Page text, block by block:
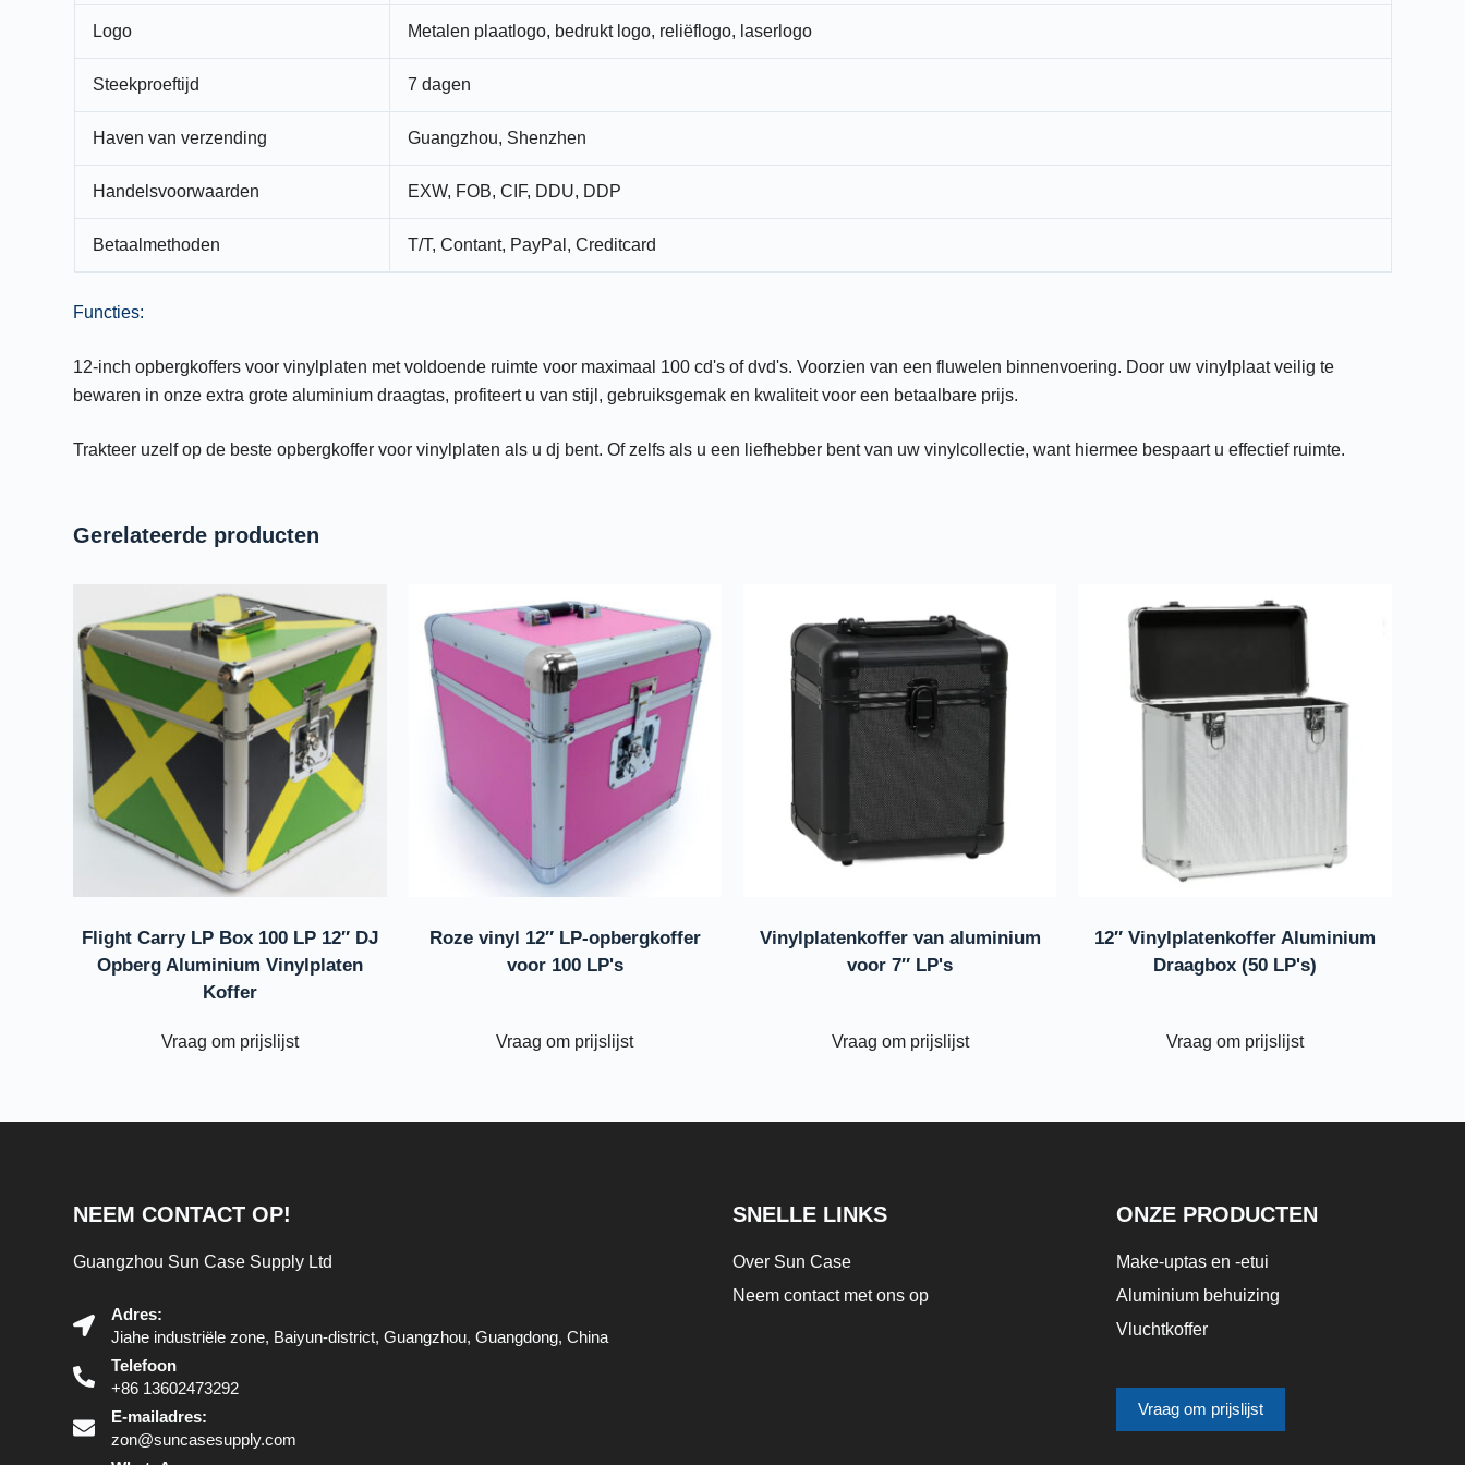
Logo Metalen plaatlogo, bedrukt logo, reliëflogo, laserlogo
Steekproeftijd 7 dagen
Haven van verzending Guangzhou, Shenzhen
Handelsvoorwaarden EXW, FOB, CIF, DDU, DDP
Betaalmethoden T/T, Contant, PayPal, Creditcard
Functies:
12-inch opbergkoffers voor vinylplaten met voldoende ruimte voor maximaal 100 cd's of dvd's. Voorzien van een fluwelen binnenvoering. Door uw vinylplaat veilig te
bewaren in onze extra grote aluminium draagtas, profiteert u van stijl, gebruiksgemak en kwaliteit voor een betaalbare prijs.
Trakteer uzelf op de beste opbergkoffer voor vinylplaten als u dj bent. Of zelfs als u een liefhebber bent van uw vinylcollectie, want hiermee bespaart u effectief ruimte.
Gerelateerde producten
Flight Carry LP Box 100 LP 12″ DJ
Opberg Aluminium Vinylplaten
Koffer
Vraag om prijslijst
Roze vinyl 12″ LP-opbergkoffer
voor 100 LP's
Vraag om prijslijst
Vinylplatenkoffer van aluminium
voor 7″ LP's
Vraag om prijslijst
12″ Vinylplatenkoffer Aluminium
Draagbox (50 LP's)
Vraag om prijslijst
NEEM CONTACT OP!
Guangzhou Sun Case Supply Ltd
Adres:
Jiahe industriële zone, Baiyun-district, Guangzhou, Guangdong, China
Telefoon
+86 13602473292
E-mailadres:
zon@suncasesupply.com
SNELLE LINKS
Over Sun Case
Neem contact met ons op
ONZE PRODUCTEN
Make-uptas en -etui
Aluminium behuizing
Vluchtkoffer
Vraag om prijslijst